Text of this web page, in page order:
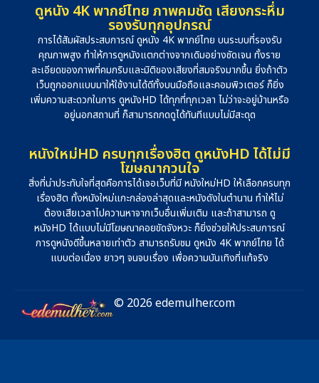
ดูหนัง 4K พากย์ไทย ภาพคมชัด เสียงกระหึ่ม
รองรับทุกอุปกรณ์
การได้สัมผัสประสบการณ์ ดูหนัง 4K พากย์ไทย บนระบบที่รองรับ
คุณภาพสูง ทำให้การดูหนังแตกต่างจากเดิมอย่างชัดเจน ทั้งราย
ละเอียดของภาพที่คมกริบและมิติของเสียงที่สมจริงมากขึ้น ยิ่งถ้าตัว
เว็บถูกออกแบบมาให้ใช้งานได้ดีทั้งบนมือถือและคอมพิวเตอร์ ก็ยิ่ง
เพิ่มความสะดวกในการ ดูหนังHD ได้ทุกที่ทุกเวลา ไม่ว่าจะอยู่บ้านหรือ
อยู่นอกสถานที่ ก็สามารถกดดูได้ทันทีแบบไม่มีสะดุด
หนังใหม่HD ครบทุกเรื่องฮิต ดูหนังHD ได้ไม่มี
โฆษณากวนใจ
สิ่งที่น่าประทับใจที่สุดคือการได้เจอเว็บที่มี หนังใหม่HD ให้เลือกครบทุก
เรื่องฮิต ทั้งหนังใหม่แกะกล่องล่าสุดและหนังดังในตำนาน ทำให้ไม่
ต้องเสียเวลาไปควานหาจากเว็บอื่นเพิ่มเติม และถ้าสามารถ ดู
หนังHD ได้แบบไม่มีโฆษณาคอยขัดจังหวะ ก็ยิ่งช่วยให้ประสบการณ์
การดูหนังดีขึ้นหลายเท่าตัว สามารถรับชม ดูหนัง 4K พากย์ไทย ได้
แบบต่อเนื่อง ยาวๆ จนจบเรื่อง เพื่อความบันเทิงที่แท้จริง
© 2026 edemulher.com